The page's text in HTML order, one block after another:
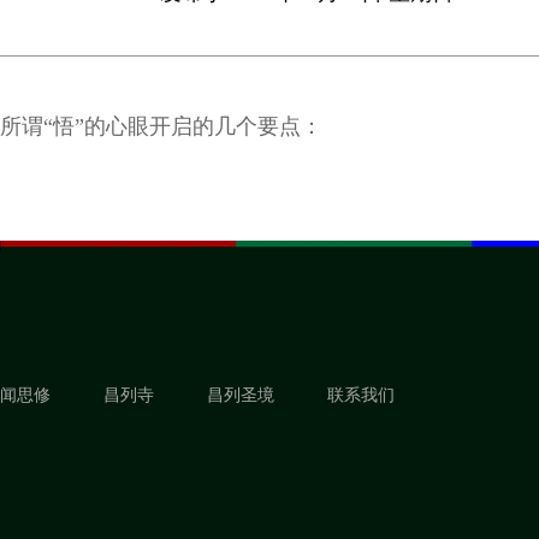
所谓“悟”的心眼开启的几个要点：
闻思修 昌列寺 昌列圣境 联系我们